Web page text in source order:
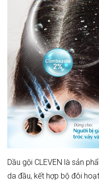
Dầu gội CLEVEN là sản
da đầu, kết hợp bộ đôi